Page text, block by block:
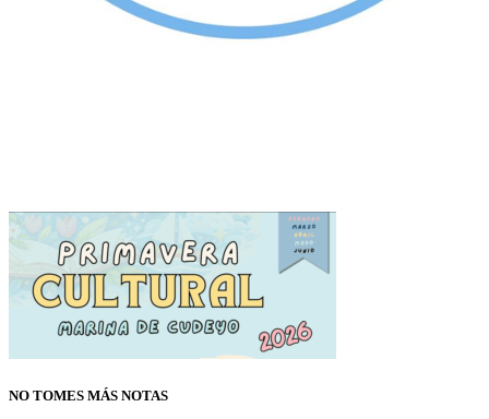
NO TOMES MÁS NOTAS